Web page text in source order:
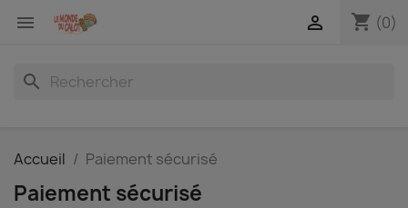
 shopping_cart (0)

search
Accueil Paiement sécurisé
Paiement sécurisé